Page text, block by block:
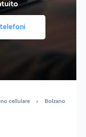
cellulare > Bolzano